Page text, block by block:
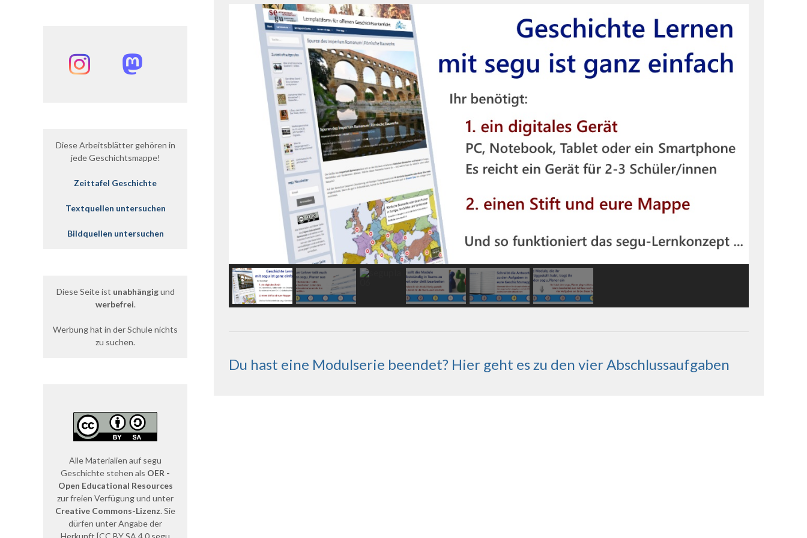
Du hast eine Modulserie beendet? Hier geht es zu den vier Abschlussaufgaben
InstagramMastodon
Diese Arbeitsblätter gehören in
jede Geschichtsmappe!
Zeittafel Geschichte
Textquellen untersuchen
Bildquellen untersuchen
Diese Seite ist unabhängigund
werbefrei.
Werbung hat in der Schule nichts
zu suchen.
Alle Materialien auf segu
Geschichte stehen als OER -
Open Educational Resources
zur freien Verfügung und unter
Creative Commons-Lizenz. Sie
dürfen unter Angabe der